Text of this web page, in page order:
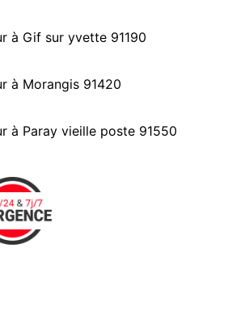
à Gif sur yvette 91190
à Morangis 91420
à Paray vieille poste 91550